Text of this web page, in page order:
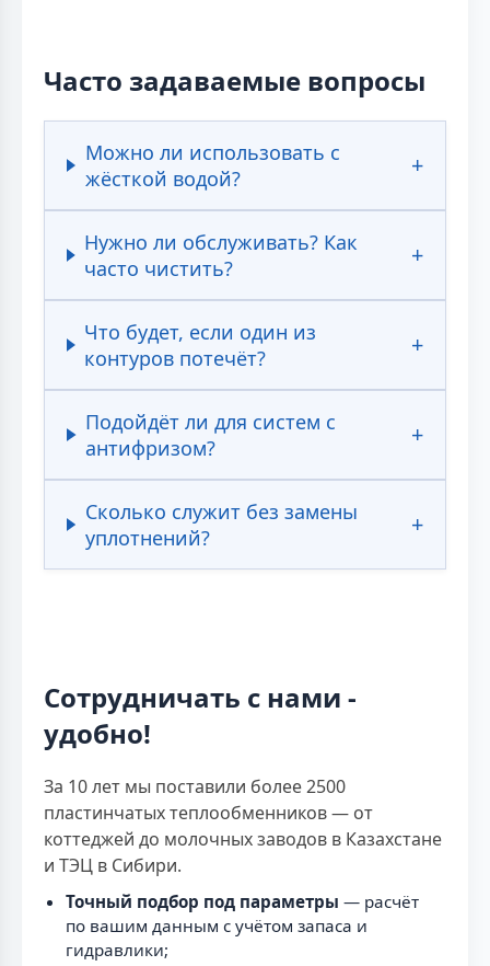
Часто задаваемые вопросы
Можно ли использовать с
жёсткой водой?
Нужно ли обслуживать? Как
часто чистить?
Что будет, если один из
контуров потечёт?
Подойдёт ли для систем с
антифризом?
Сколько служит без замены
уплотнений?
Сотрудничать с нами -
удобно!
За 10 лет мы поставили более 2500
пластинчатых теплообменников — от
коттеджей до молочных заводов в Казахстане
и ТЭЦ в Сибири.
Точный подбор под параметры — расчёт
по вашим данным с учётом запаса и
гидравлики;